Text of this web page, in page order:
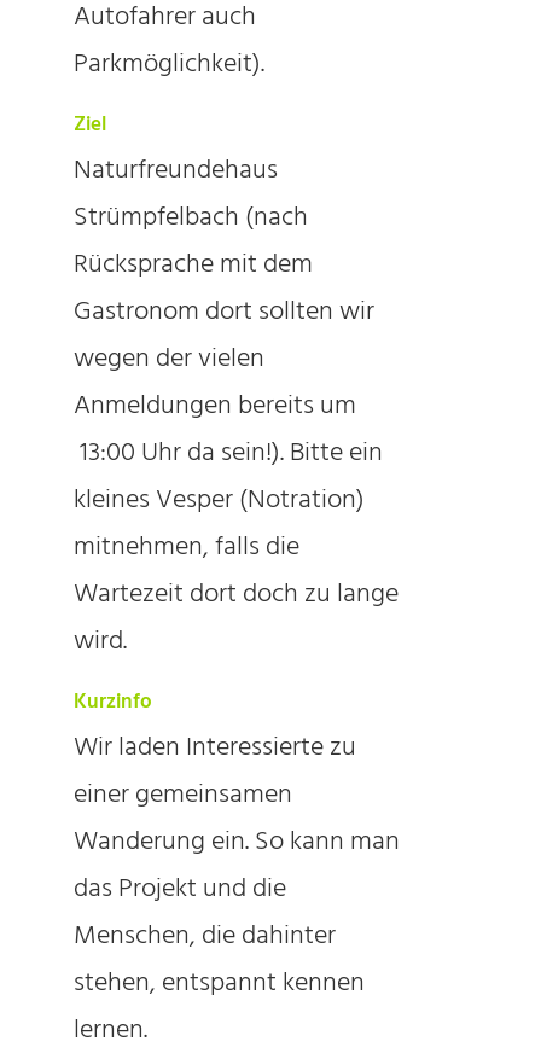
Autofahrer auch
Parkmöglichkeit).
Ziel
Naturfreundehaus
Strümpfelbach (nach
Rücksprache mit dem
Gastronom dort sollten wir
wegen der vielen
Anmeldungen bereits um
13:00 Uhr da sein!). Bitte ein
kleines Vesper (Notration)
mitnehmen, falls die
Wartezeit dort doch zu lange
wird.
Kurzinfo
Wir laden Interessierte zu
einer gemeinsamen
Wanderung ein. So kann man
das Projekt und die
Menschen, die dahinter
stehen, entspannt kennen
lernen.